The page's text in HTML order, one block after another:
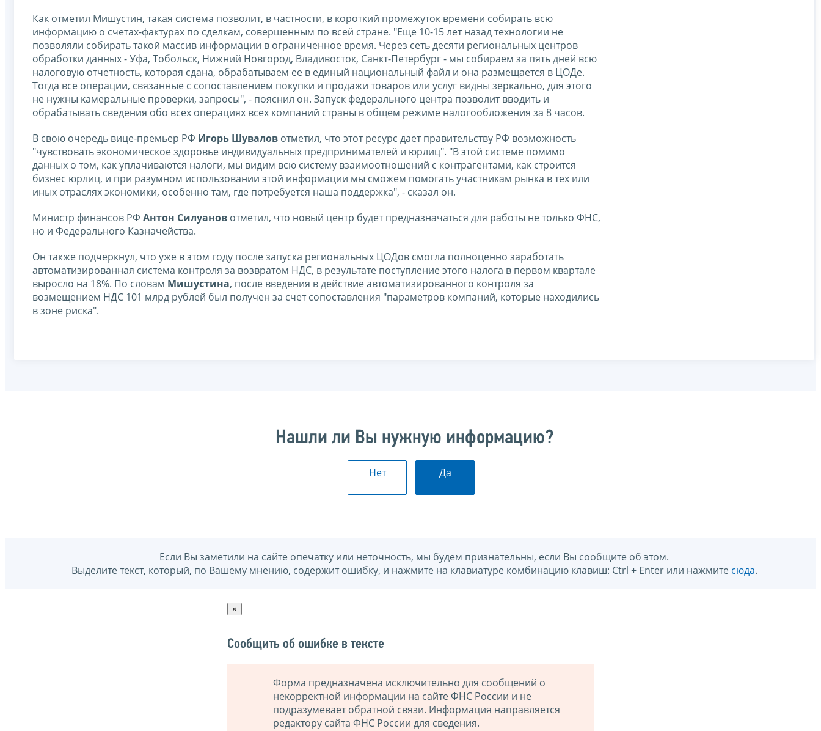
Как отметил Мишустин, такая система позволит, в частности, в короткий промежуток времени собирать всю
информацию о счетах-фактурах по сделкам, совершенным по всей стране. "Еще 10-15 лет назад технологии не
позволяли собирать такой массив информации в ограниченное время. Через сеть десяти региональных центров
обработки данных - Уфа, Тобольск, Нижний Новгород, Владивосток, Санкт-Петербург - мы собираем за пять дней всю
налоговую отчетность, которая сдана, обрабатываем ее в единый национальный файл и она размещается в ЦОДе.
Тогда все операции, связанные с сопоставлением покупки и продажи товаров или услуг видны зеркально, для этого
не нужны камеральные проверки, запросы", - пояснил он. Запуск федерального центра позволит вводить и
обрабатывать сведения обо всех операциях всех компаний страны в общем режиме налогообложения за 8 часов.
В свою очередь вице-премьер РФ Игорь Шувалов отметил, что этот ресурс дает правительству РФ возможность
"чувствовать экономическое здоровье индивидуальных предпринимателей и юрлиц". "В этой системе помимо
данных о том, как уплачиваются налоги, мы видим всю систему взаимоотношений с контрагентами, как строится
бизнес юрлиц, и при разумном использовании этой информации мы сможем помогать участникам рынка в тех или
иных отраслях экономики, особенно там, где потребуется наша поддержка", - сказал он.
Министр финансов РФ Антон Силуанов отметил, что новый центр будет предназначаться для работы не только ФНС,
но и Федерального Казначейства.
Он также подчеркнул, что уже в этом году после запуска региональных ЦОДов смогла полноценно заработать
автоматизированная система контроля за возвратом НДС, в результате поступление этого налога в первом квартале
выросло на 18%. По словам Мишустина, после введения в действие автоматизированного контроля за
возмещением НДС 101 млрд рублей был получен за счет сопоставления "параметров компаний, которые находились
в зоне риска".
Нашли ли Вы нужную информацию?
Нет Да
Если Вы заметили на сайте опечатку или неточность, мы будем признательны, если Вы сообщите об этом.
Выделите текст, который, по Вашему мнению, содержит ошибку, и нажмите на клавиатуре комбинацию клавиш: Ctrl + Enter или нажмите сюда.
×
Сообщить об ошибке в тексте
Форма предназначена исключительно для сообщений о
некорректной информации на сайте ФНС России и не
подразумевает обратной связи. Информация направляется
редактору сайта ФНС России для сведения.